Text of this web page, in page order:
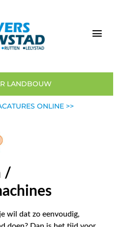
LANDBOUW
ONLINE >>
/
wil dat zo eenvoudig,